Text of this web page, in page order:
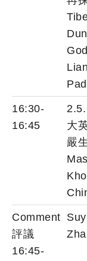
16:30-
16:45
大
嚴
Comment
評議
16:45-